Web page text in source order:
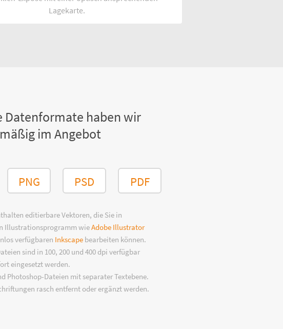
Lagekarte.
Datenformate haben wir
im Angebot
PNG PSD PDF
editierbare Vektoren, die Sie in
Illustrationsprogramm wieAdobe Illustrator
verfügbaren Inkscape bearbeiten können.
sind in 100, 200 und 400 dpi verfügbar
eingesetzt werden.
Photoshop-Dateien mit separater Textebene.
rasch entfernt oder ergänzt werden.